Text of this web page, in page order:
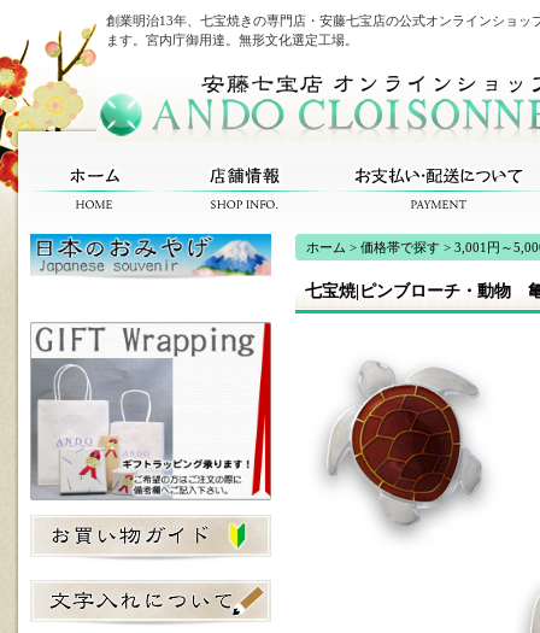
創業明治13年、七宝焼きの専門店・安藤七宝店の公式オンラインショ
ます。宮内庁御用達。無形文化選定工場。
ホーム > 価格帯で探す > 3,001円～
七宝焼|ピンブローチ・動物